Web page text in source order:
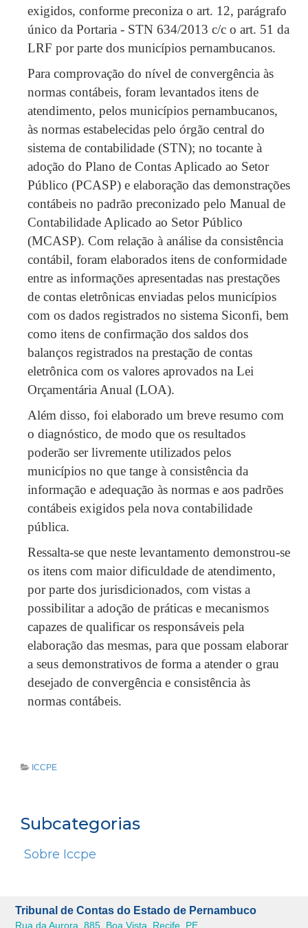
exigidos, conforme preconiza o art. 12, parágrafo
único da Portaria - STN 634/2013 c/c o art. 51 da
LRF por parte dos municípios pernambucanos.
Para comprovação do nível de convergência às
normas contábeis, foram levantados itens de
atendimento, pelos municípios pernambucanos,
às normas estabelecidas pelo órgão central do
sistema de contabilidade (STN); no tocante à
adoção do Plano de Contas Aplicado ao Setor
Público (PCASP) e elaboração das demonstrações
contábeis no padrão preconizado pelo Manual de
Contabilidade Aplicado ao Setor Público
(MCASP). Com relação à análise da consistência
contábil, foram elaborados itens de conformidade
entre as informações apresentadas nas prestações
de contas eletrônicas enviadas pelos municípios
com os dados registrados no sistema Siconfi, bem
como itens de confirmação dos saldos dos
balanços registrados na prestação de contas
eletrônica com os valores aprovados na Lei
Orçamentária Anual (LOA).
Além disso, foi elaborado um breve resumo com
o diagnóstico, de modo que os resultados
poderão ser livremente utilizados pelos
municípios no que tange à consistência da
informação e adequação às normas e aos padrões
contábeis exigidos pela nova contabilidade
pública.
Ressalta-se que neste levantamento demonstrou-se
os itens com maior dificuldade de atendimento,
por parte dos jurisdicionados, com vistas a
possibilitar a adoção de práticas e mecanismos
capazes de qualificar os responsáveis pela
elaboração das mesmas, para que possam elaborar
a seus demonstrativos de forma a atender o grau
desejado de convergência e consistência às
normas contábeis.
ICCPE
Subcategorias
Sobre Iccpe
Tribunal de Contas do Estado de Pernambuco
Rua da Aurora, 885, Boa Vista, Recife, PE